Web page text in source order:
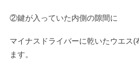
②鍵が入っていた内側の隙間に
マイナスドライバーに乾いたウエス(
ます。